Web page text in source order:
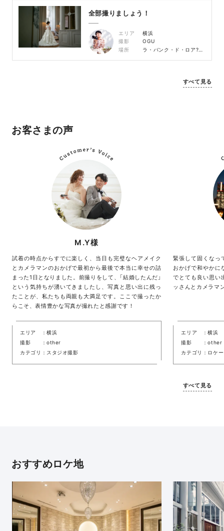
全部撮りましょう！
エリア
横浜
撮影
OGU
場所
ラ・バンク・ド・ロア?アメリカ山公園?大さん橋
すべて見る
お客さまの声
M.Y様
試着の時点からすでに楽しく、当日も完璧なヘアメイク
とカメラマンのおかげで最初から最後で本当に幸せの詰
まった1日となりました。前撮りをして、「結婚したんだ」
という気持ちが湧いてきましたし、写真と思い出に残っ
たことが、私たちも両親も大満足です。ここで撮ったか
らこそ、表情豊かな写真が撮れたと感謝です！
エリア
横浜
撮影
other
カテゴリ
スタジオ撮影
緊張して固くなっ
おかげで和やかに
でとても良い思い
ッさんとカメラマ
エリア
横浜
撮影
other
カテゴリ
ロケ
すべて見る
おすすめロケ地